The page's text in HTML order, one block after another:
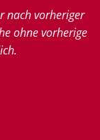
nach vorheriger
ohne vorherige